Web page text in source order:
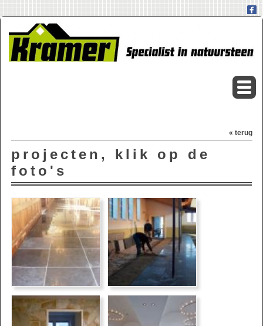
« terug
projecten, klik op de
foto's